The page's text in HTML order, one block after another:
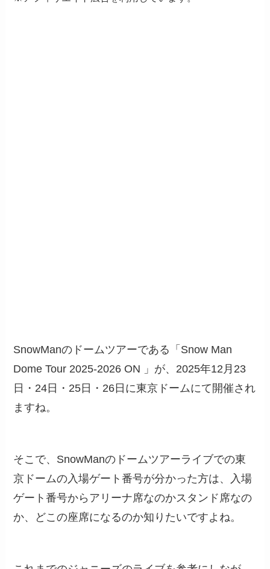
SnowManのドームツアーである「Snow Man
Dome Tour 2025-2026 ON 」が、2025年12月23
日・24日・25日・26日に東京ドームにて開催され
ますね。
そこで、SnowManのドームツアーライブでの東
京ドームの入場ゲート番号が分かった方は、入場
ゲート番号からアリーナ席なのかスタンド席なの
か、どこの座席になるのか知りたいですよね。